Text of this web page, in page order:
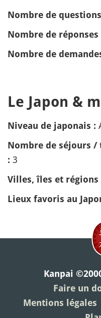
Nombre de
Nombre de réponses
Nombre de
Le Japon &
Niveau de japonais :
Nombre de séjours /
: 3
Villes, îles et régions
Lieux favoris au
Kanpai
Faire un
Mentions légales